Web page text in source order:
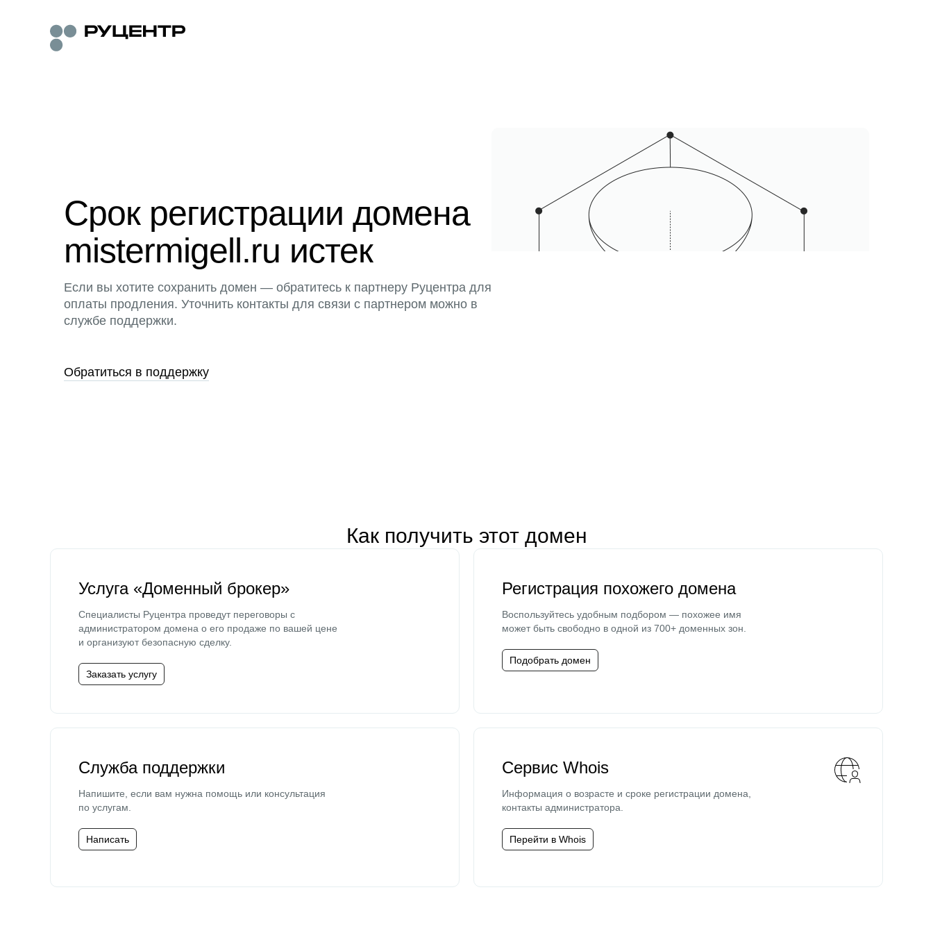
Срок регистрации домена
mistermigell.ru истек
Если вы хотите сохранить домен — обратитесь к партнеру Руцентра для
оплаты продления. Уточнить контакты для связи с партнером можно в
службе поддержки.
Обратиться в поддержку
Как получить этот домен
Услуга «Доменный брокер»
Специалисты Руцентра проведут переговоры с
администратором домена о его продаже по вашей цене
и организуют безопасную сделку.
Заказать услугу
Регистрация похожего домена
Воспользуйтесь удобным подбором — похожее имя
может быть свободно в одной из 700+ доменных зон.
Подобрать домен
Служба поддержки
Напишите, если вам нужна помощь или консультация
по услугам.
Написать
Сервис Whois
Информация о возрасте и сроке регистрации домена,
контакты администратора.
Перейти в Whois